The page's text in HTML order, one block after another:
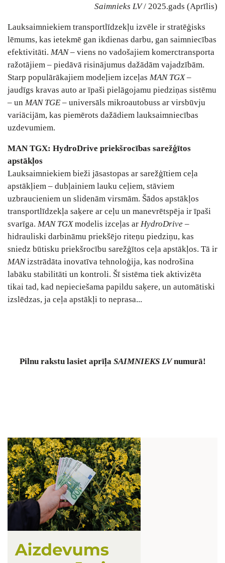
Saimnieks LV/ 2025.gads (Aprīlis)
Lauksaimniekiem transportlīdzekļu izvēle ir stratēģisks
lēmums, kas ietekmē gan ikdienas darbu, gan saimniecības
efektivitāti. MAN– viens no vadošajiem komerctransporta
ražotājiem – piedāvā risinājumus dažādām vajadzībām.
Starp populārākajiem modeļiem izceļas MAN TGX–
jaudīgs kravas auto ar īpaši pielāgojamu piedziņas sistēmu
– un MAN TGE – universāls mikroautobuss ar virsbūvju
variācijām, kas piemērots dažādiem lauksaimniecības
uzdevumiem.
MAN TGX: HydroDrive priekšrocības sarežģītos
apstākļos
Lauksaimniekiem bieži jāsastopas ar sarežģītiem ceļa
apstākļiem – dubļainiem lauku ceļiem, stāviem
uzbraucieniem un slidenām virsmām. Šādos apstākļos
transportlīdzekļa saķere ar ceļu un manevrētspēja ir īpaši
svarīga. MAN TGXmodelis izceļas ar HydroDrive –
hidrauliski darbināmu priekšējo riteņu piedziņu, kas
sniedz būtisku priekšrocību sarežģītos ceļa apstākļos. Tā ir
MANizstrādāta inovatīva tehnoloģija, kas nodrošina
labāku stabilitāti un kontroli. Šī sistēma tiek aktivizēta
tikai tad, kad nepieciešama papildu saķere, un automātiski
izslēdzas, ja ceļa apstākļi to neprasa...
Pilnurakstu lasiet aprīļa SAIMNIEKS LVnumurā!